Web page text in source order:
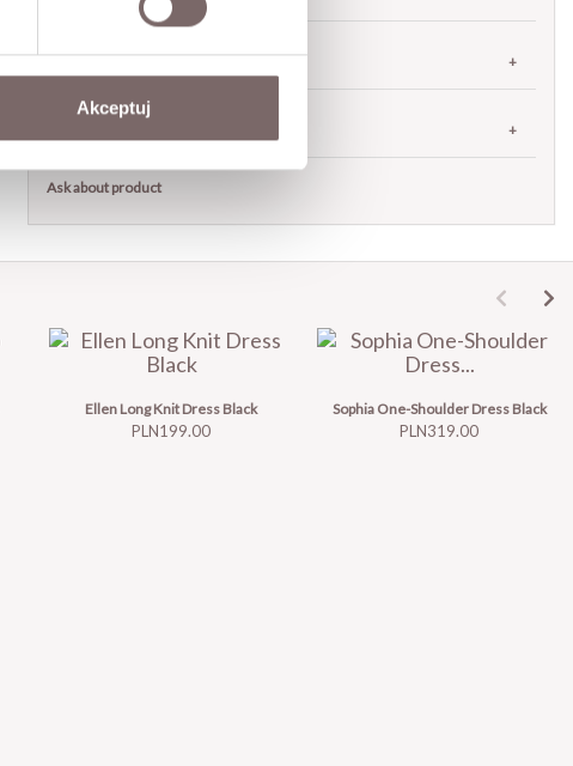
Akceptuj
RETURNS
Ask about product
Ellen Long Knit Dress Black
Price
PLN199.00
Sophia One-Shoulder Dress Black
Price
PLN319.00